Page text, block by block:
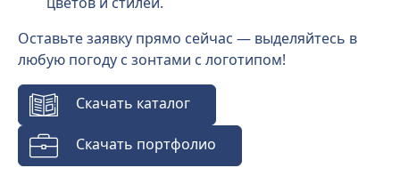
Оставьте заявку прямо сейчас — выделяйтесь в
любую погоду с зонтами с логотипом!
Скачать каталог
Скачать портфолио